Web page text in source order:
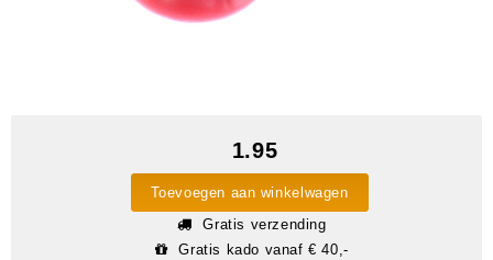
1.95
Toevoegen aan winkelwagen
Gratis verzending
Gratis kado vanaf € 40,-